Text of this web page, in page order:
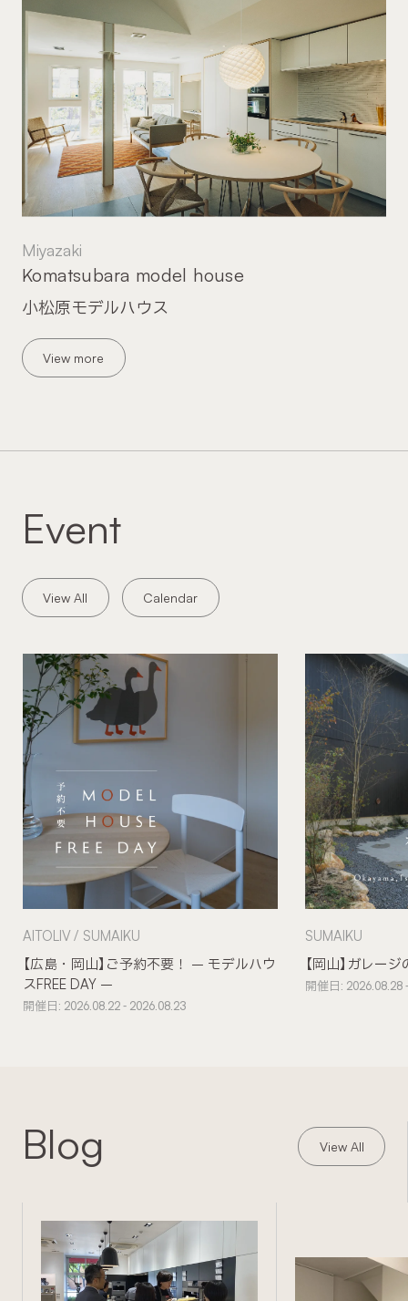
Miyazaki
小松原モデルハウス
Komatsubara model house
View more
Event
View All Calendar
【広島・岡山】ご予約不要！ – モデルハウ
スFREE DAY –
AITOLIV SUMAIKU
開催日: 2026.08.22 - 2026.08.23
【岡山】ガレー
SUMAIKU
開催日: 2026.08.28
Blog View All